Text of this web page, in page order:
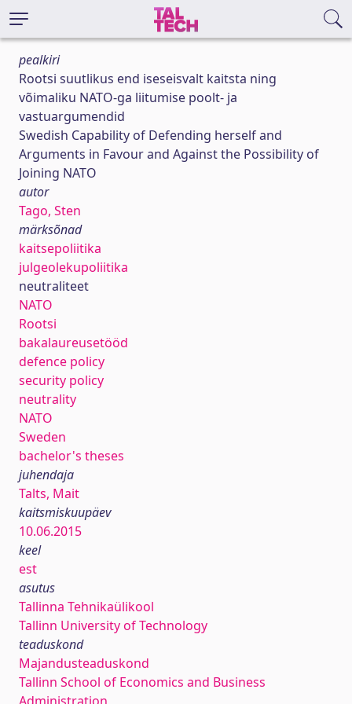
pealkiri
Rootsi suutlikus end iseseisvalt kaitsta ning
võimaliku NATO-ga liitumise poolt- ja
vastuargumendid
Swedish Capability of Defending herself and
Arguments in Favour and Against the Possibility of
Joining NATO
autor
Tago, Sten
märksõnad
kaitsepoliitika
julgeolekupoliitika
neutraliteet
NATO
Rootsi
bakalaureusetööd
defence policy
security policy
neutrality
NATO
Sweden
bachelor's theses
juhendaja
Talts, Mait
kaitsmiskuupäev
10.06.2015
keel
est
asutus
Tallinna Tehnikaülikool
Tallinn University of Technology
teaduskond
Majandusteaduskond
Tallinn School of Economics and Business